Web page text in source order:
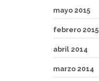
mayo 2015
febrero 2015
abril 2014
marzo 2014